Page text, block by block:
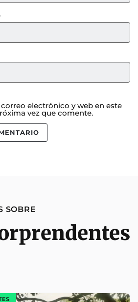
electrónico y web en este
vez que comente.
SOBRE